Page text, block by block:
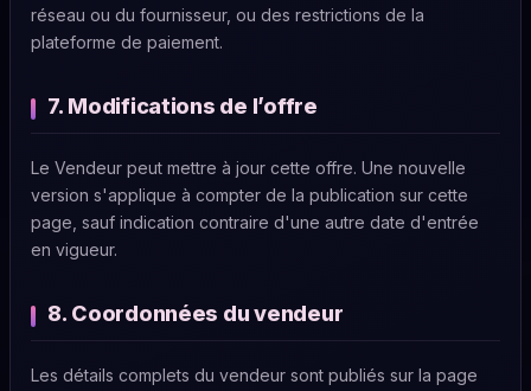
réseau ou du fournisseur, ou des restrictions de la
plateforme de paiement.
7. Modifications de l’offre
Le Vendeur peut mettre à jour cette offre. Une nouvelle
version s'applique à compter de la publication sur cette
page, sauf indication contraire d'une autre date d'entrée
en vigueur.
8. Coordonnées du vendeur
Les détails complets du vendeur sont publiés sur la page